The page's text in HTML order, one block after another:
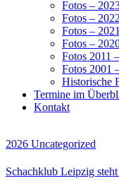
Fotos –
Fotos – 2022
Fotos – 2021
Fotos –
Fotos 2011
Fotos 2001
Historische
Termine im
Kontakt
2026 Uncategorized
Schachklub Leipzig